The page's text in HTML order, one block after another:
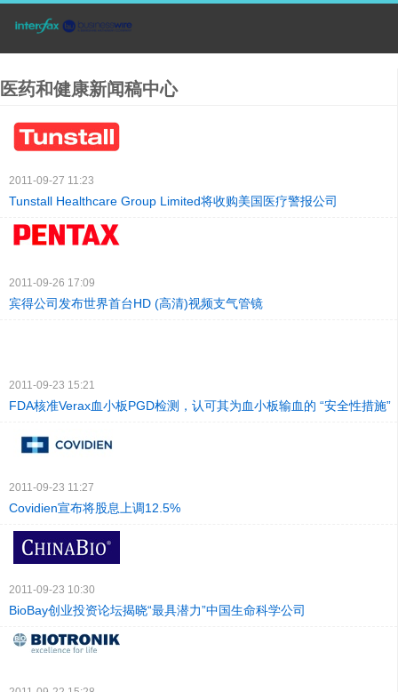
医药和健康新闻稿中心
2011-09-27 11:23
Tunstall Healthcare Group Limited将收购美国医疗警报公司
2011-09-26 17:09
宾得公司发布世界首台HD (高清)视频支气管镜
2011-09-23 15:21
FDA核准Verax血小板PGD检测，认可其为血小板输血的 “安全性措施”
2011-09-23 11:27
Covidien宣布将股息上调12.5%
2011-09-23 10:30
BioBay创业投资论坛揭晓“最具潜力”中国生命科学公司